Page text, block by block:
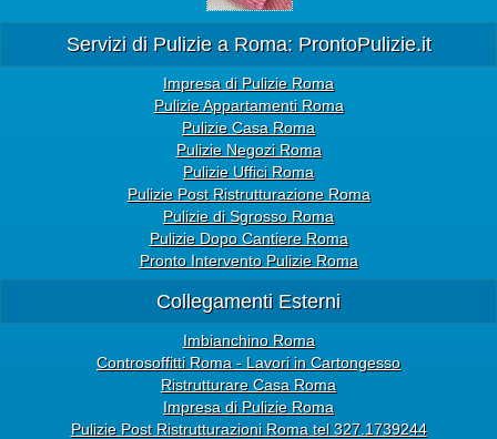
Servizi di Pulizie a Roma: ProntoPulizie.it
Impresa di Pulizie Roma
Pulizie Appartamenti Roma
Pulizie Casa Roma
Pulizie Negozi Roma
Pulizie Uffici Roma
Pulizie Post Ristrutturazione Roma
Pulizie di Sgrosso Roma
Pulizie Dopo Cantiere Roma
Pronto Intervento Pulizie Roma
Collegamenti Esterni
Imbianchino Roma
Controsoffitti Roma - Lavori in Cartongesso
Ristrutturare Casa Roma
Impresa di Pulizie Roma
Pulizie Post Ristrutturazioni Roma tel 327.1739244